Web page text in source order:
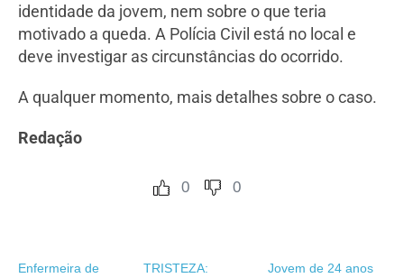
identidade da jovem, nem sobre o que teria
motivado a queda. A Polícia Civil está no local e
deve investigar as circunstâncias do ocorrido.
A qualquer momento, mais detalhes sobre o caso.
Redação
0 0
Enfermeira de
TRISTEZA:
Jovem de 24 anos